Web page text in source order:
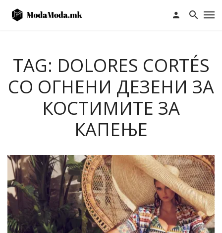
TAG: DOLORES CORTÉS
СО ОГНЕНИ ДЕЗЕНИ ЗА
КОСТИМИТЕ ЗА
КАПЕЊЕ